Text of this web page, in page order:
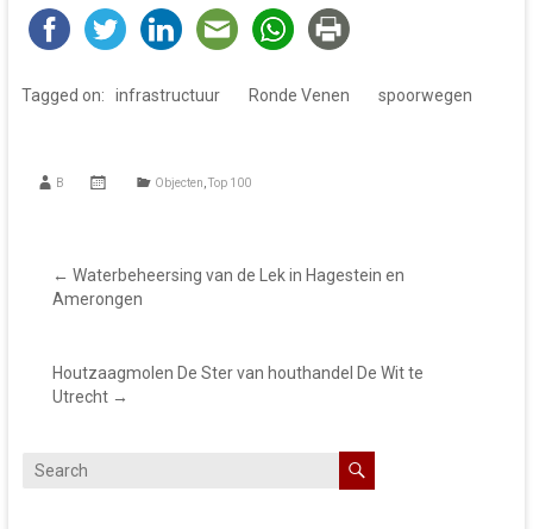
Tagged on: infrastructuur Ronde Venen spoorwegen
B Objecten Top 100
← Waterbeheersing van de Lek in Hagestein en
Amerongen
Houtzaagmolen De Ster van houthandel De Wit te
Utrecht →